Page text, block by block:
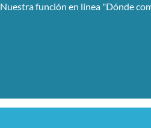
Nuestra función en línea "Dónde